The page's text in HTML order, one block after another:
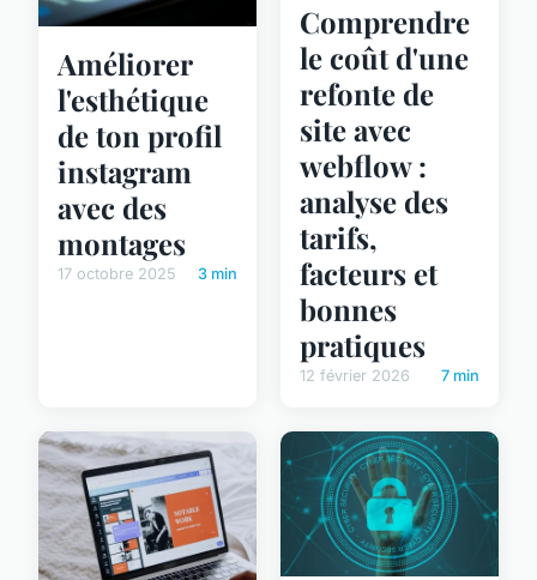
Améliorer
l'esthétique
de ton profil
instagram
avec des
montages
17 octobre 2025 3 min
Comprendre
le coût d'une
refonte de
site avec
webflow :
analyse des
tarifs,
facteurs et
bonnes
pratiques
12 février 2026 7 min